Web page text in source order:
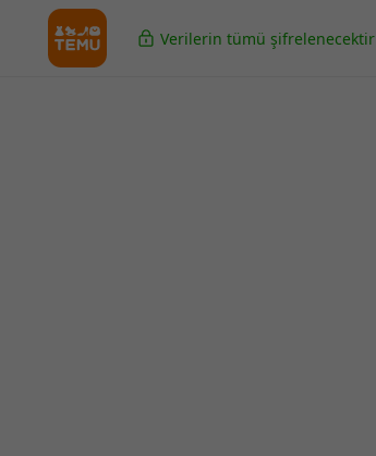
Verilerin tümü şifrelenecektir